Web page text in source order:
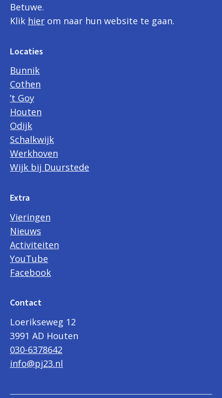
Betuwe.
Klik hier om naar hun website te gaan.
Locaties
Bunnik
Cothen
’t Goy
Houten
Odijk
Schalkwijk
Werkhoven
Wijk bij Duurstede
Extra
Vieringen
Nieuws
Activiteiten
YouTube
Facebook
Contact
Loerikseweg 12
3991 AD Houten
030-6378642
info@pj23.nl